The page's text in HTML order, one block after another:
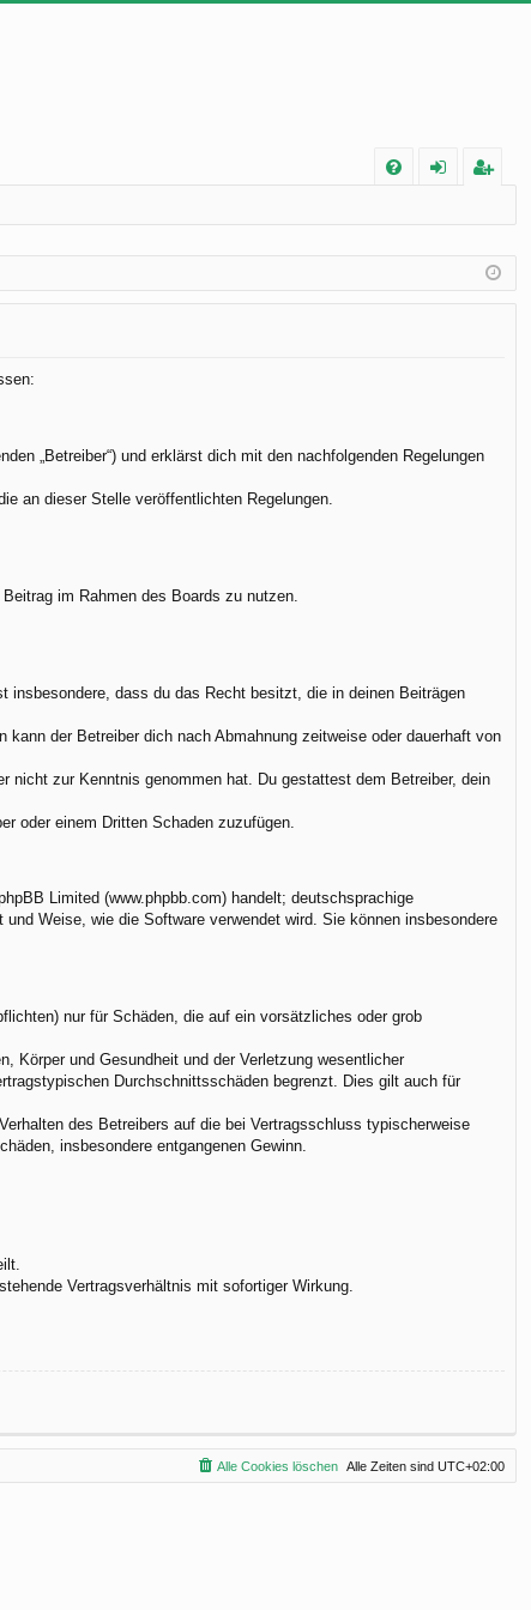
rie
„Betreiber“) und erklärst dich mit den nachfolgenden Regelungen
an dieser Stelle veröffentlichten Regelungen.
im Rahmen des Boards zu nutzen.
dass du das Recht besitzt, die in deinen Beiträgen
der Betreiber dich nach Abmahnung zeitweise oder dauerhaft von
nicht zur Kenntnis genommen hat. Du gestattest dem Betreiber, dein
oder einem Dritten Schaden zuzufügen.
Limited (www.phpbb.com) handelt; deutschsprachige
Weise, wie die Software verwendet wird. Sie können insbesondere
nur für Schäden, die auf ein vorsätzliches oder grob
Körper und Gesundheit und der Verletzung wesentlicher
Durchschnittsschäden begrenzt. Dies gilt auch für
des Betreibers auf die bei Vertragsschluss typischerweise
insbesondere entgangenen Gewinn.
Vertragsverhältnis mit sofortiger Wirkung.
Alle Zeiten sind UTC+02:00
Alle Cookies löschen